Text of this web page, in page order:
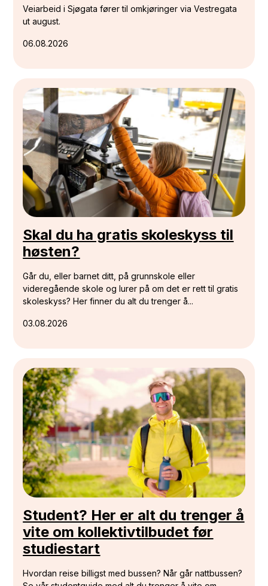
06.08.2026
Veiarbeid i Sjøgata fører til omkjøringer via Vestregata
ut august.
03.08.2026
Skal du ha gratis skoleskyss til
høsten?
Går du, eller barnet ditt, på grunnskole eller
videregående skole og lurer på om det er rett til gratis
skoleskyss? Her finner du alt du trenger å...
Student? Her er alt du trenger å
vite om kollektivtilbudet før
studiestart
Hvordan reise billigst med bussen? Når går nattbussen?